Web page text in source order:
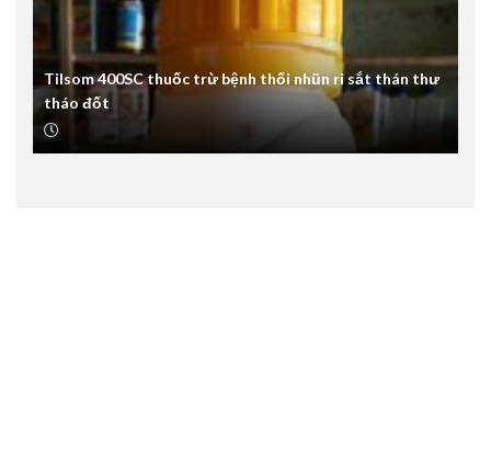
Tilsom 400SC thuốc trừ bệnh thối nhũn rỉ sắt thán thư
tháo đốt